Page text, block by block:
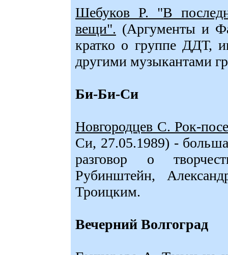
Шебуков Р. "В
вещи". (Аргументы и
кратко о группе ДДТ,
другими музыкантами
Би-Би-Си
Новгородцев С. Рок-
Си, 27.05.1989) -
разговор о
Рубинштейн,
Троицким.
Вечерний Волгоград